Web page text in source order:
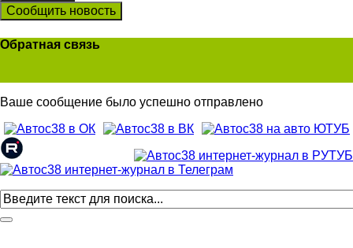
Сообщить новость
Обратная связь
Ваше сообщение было успешно отправлено